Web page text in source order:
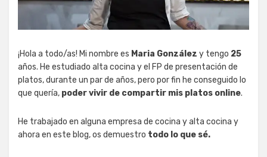
¡Hola a todo/as! Mi nombre es Maria González y tengo 25
años. He estudiado alta cocina y el FP de presentación de
platos, durante un par de años, pero por fin he conseguido lo
que quería, poder vivir de compartir mis platos online.
He trabajado en alguna empresa de cocina y alta cocina y
ahora en este blog, os demuestro todo lo que sé.